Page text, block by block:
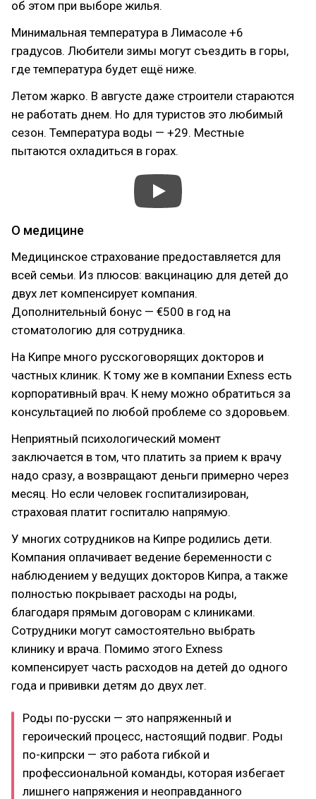
об этом при выборе жилья.
Минимальная температура в Лимасоле +6
градусов. Любители зимы могут съездить в горы,
где температура будет ещё ниже.
Летом жарко. В августе даже строители стараются
не работать днем. Но для туристов это любимый
сезон. Температура воды — +29. Местные
пытаются охладиться в горах.
О медицине
Медицинское страхование предоставляется для
всей семьи. Из плюсов: вакцинацию для детей до
двух лет компенсирует компания.
Дополнительный бонус — €500 в год на
стоматологию для сотрудника.
На Кипре много русскоговорящих докторов и
частных клиник. К тому же в компании Exness есть
корпоративный врач. К нему можно обратиться за
консультацией по любой проблеме со здоровьем.
Неприятный психологический момент
заключается в том, что платить за прием к врачу
надо сразу, а возвращают деньги примерно через
месяц. Но если человек госпитализирован,
страховая платит госпиталю напрямую.
У многих сотрудников на Кипре родились дети.
Компания оплачивает ведение беременности с
наблюдением у ведущих докторов Кипра, а также
полностью покрывает расходы на роды,
благодаря прямым договорам с клиниками.
Сотрудники могут самостоятельно выбрать
клинику и врача. Помимо этого Exness
компенсирует часть расходов на детей до одного
года и прививки детям до двух лет.
Роды по-русски — это напряженный и
героический процесс, настоящий подвиг. Роды
по-кипрски — это работа гибкой и
профессиональной команды, которая избегает
лишнего напряжения и неоправданного